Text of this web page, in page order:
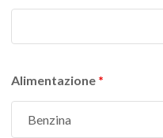
Alimentazione *